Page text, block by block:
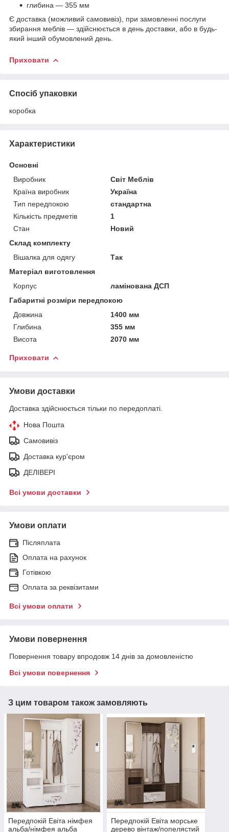
глибина ― 355 мм
Є доставка (можливий самовивіз), при замовленні послуги
збирання меблів ― здійснюється в день доставки, або в будь-
який інший обумовлений день.
Приховати
Спосіб упаковки
коробка
Характеристики
Основні
Виробник
Світ Меблів
Країна виробник
Україна
Тип передпокою
стандартна
Кількість предметів
1
Стан
Новий
Склад комплекту
Вішалка для одягу
Так
Матеріал виготовлення
Корпус
ламінована ДСП
Габаритні розміри передпокою
Довжина
1400 мм
Глибина
355 мм
Висота
2070 мм
Приховати
Умови доставки
Доставка здійснюється тільки по передоплаті.
Нова Пошта
Самовивіз
Доставка кур'єром
ДЕЛІВЕРІ
Всі умови доставки
Умови оплати
Післяплата
Оплата на рахунок
Готівкою
Оплата за реквізитами
Всі умови оплати
Умови повернення
Повернення товару впродовж 14 днів за домовленістю
Всі умови повернення
З цим товаром також замовляють
Передпокій Евіта німфея
альба/німфея альба
Передпокій Евіта морське
дерево вінтаж/попелястий